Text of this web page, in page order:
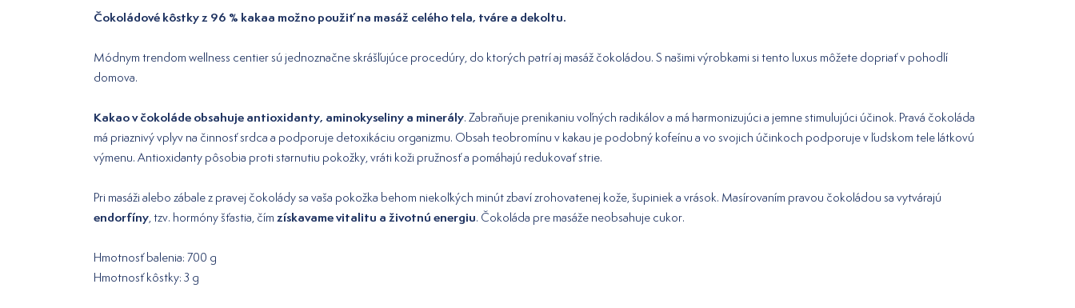
Čokoládové kôstky z 96 % kakaa možno použiť na masáž celého tela, tváre a dekoltu.
Módnym trendom wellness centier sú jednoznačne skrášľujúce procedúry, do ktorých patrí aj masáž čokoládou. S našimi výrobkami si tento luxus môžete dopriať v pohodlí
domova.
Kakao v čokoláde obsahuje antioxidanty, aminokyseliny a minerály. Zabraňuje prenikaniu voľných radikálov a má harmonizujúci a jemne stimulujúci účinok. Pravá čokoláda
má priaznivý vplyv na činnosť srdca a podporuje detoxikáciu organizmu. Obsah teobromínu v kakau je podobný kofeínu a vo svojich účinkoch podporuje v ľudskom tele látkovú
výmenu. Antioxidanty pôsobia proti starnutiu pokožky, vráti koži pružnosť a pomáhajú redukovať strie.
Pri masáži alebo zábale z pravej čokolády sa vaša pokožka behom niekoľkých minút zbaví zrohovatenej kože, šupiniek a vrások. Masírovaním pravou čokoládou sa vytvárajú
endorfíny, tzv. hormóny šťastia, čím získavame vitalitu a životnú energiu. Čokoláda pre masáže neobsahuje cukor.
Hmotnosť balenia: 700 g
Hmotnosť kôstky: 3 g